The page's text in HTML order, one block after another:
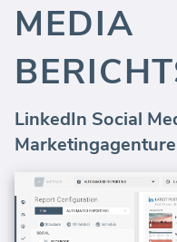
MEDIA
LinkedIn Social